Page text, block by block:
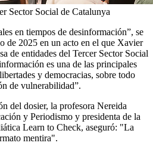
Sector Social de Catalunya
en tiempos de desinformación”, se
de 2025 en un acto en el que Xavier
de entidades del Tercer Sector Social
es una de las principales
y democracias, sobre todo
de vulnerabilidad”.
del dosier, la profesora Nereida
y Periodismo y presidenta de la
Learn to Check, aseguró: "La
mentira".